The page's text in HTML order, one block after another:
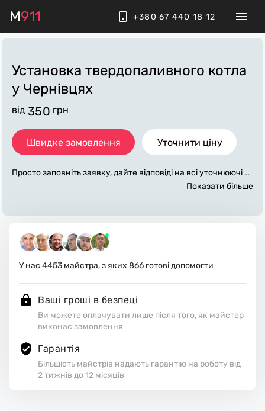
M911 +380 67 440 18 12
Установка твердопаливного котла
у Чернівцях
від 350 грн
Швидке замовлення Уточнити ціну
Просто заповніть заявку, дайте відповіді на всі уточнюючі за
питання по «установка твердопаливного котла». Ми зв'яж
бні матеріали. Виконавці стежать за чистотою та прибираю
ть робоче місце.
Показати більше
У нас 4453 майстра, з яких 866 готові допомогти
Ваші гроші в безпеці
Ви можете оплачувати лише після того, як майстер
виконає замовлення
Гарантія
Більшість майстрів надають гарантію на роботу від
2 тижнів до 12 місяців